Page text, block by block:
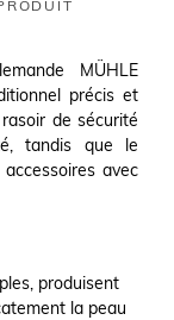
MÜHLE
précis et
de sécurité
tandis que le
avec
produisent
la peau